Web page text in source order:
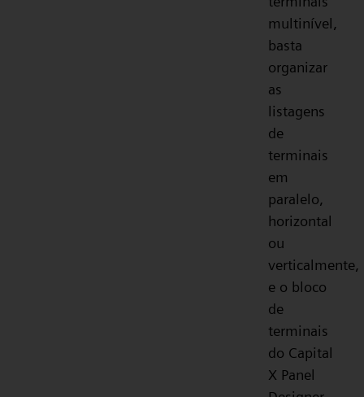
multinível,
basta
organizar
as
listagens
de
terminais
em
paralelo,
horizontal
ou
verticalmente,
e o bloco
de
terminais
do Capital
X Panel